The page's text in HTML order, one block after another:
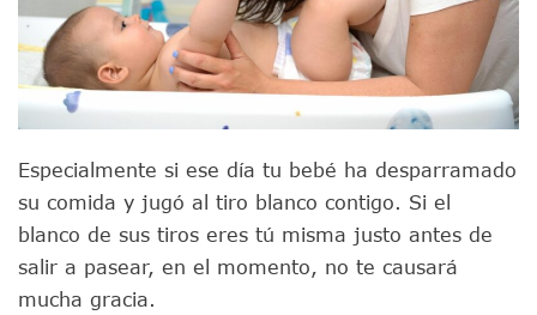
Especialmente si ese día tu bebé ha desparramado
su comida y jugó al tiro blanco contigo. Si el
blanco de sus tiros eres tú misma justo antes de
salir a pasear, en el momento, no te causará
mucha gracia.